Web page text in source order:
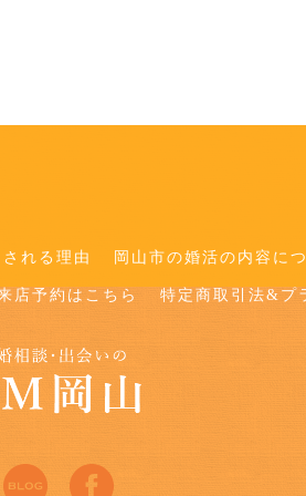
れる理由 岡山市の婚活の内容に
店予約はこちら 特定商取引法&プ